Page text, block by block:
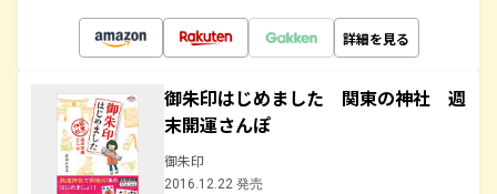
詳細を見る
御朱印はじめました 関東の神社 週
末開運さんぽ
御朱印
2016.12.22 発売